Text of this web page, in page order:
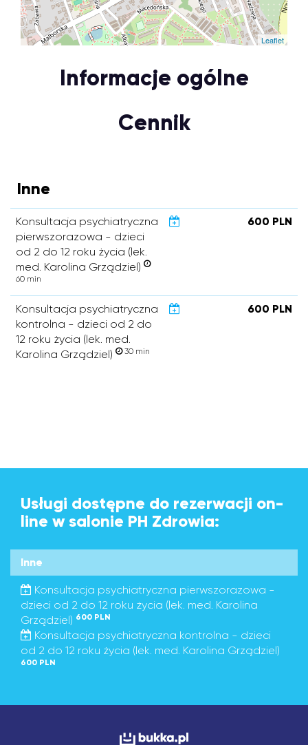
Leaflet
Informacje ogólne
Cennik
Inne
Konsultacja psychiatryczna
pierwszorazowa - dzieci
od 2 do 12 roku życia (lek.
med. Karolina Grządziel)
60 min
600 PLN
Konsultacja psychiatryczna
kontrolna - dzieci od 2 do
12 roku życia (lek. med.
Karolina Grządziel)
30 min
600 PLN
Usługi dostępne do rezerwacji on-
line w salonie PH Zdrowia:
Inne
Konsultacja psychiatryczna pierwszorazowa -
dzieci od 2 do 12 roku życia (lek. med. Karolina
Grządziel) 600 PLN
Konsultacja psychiatryczna kontrolna - dzieci
od 2 do 12 roku życia (lek. med. Karolina Grządziel)
600 PLN